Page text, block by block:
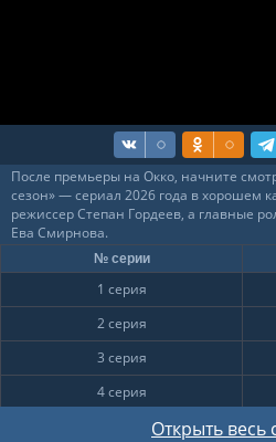
После премьеры на Окко, начните
сезон» — сериал 2026 года в хорошем
режиссер Степан Гордеев, а главные
Ева Смирнова.
Открыть весь
№ серии
1 серия
2 серия
3 серия
4 серия